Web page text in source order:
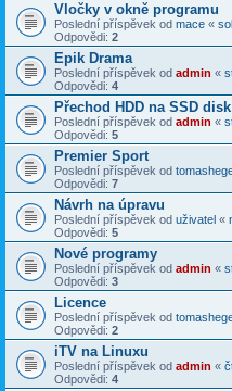
Vločky v okně programu
Poslední příspěvek od mace «
Odpovědi: 2
Epik Drama
Poslední příspěvek od admin «
Odpovědi: 4
Přechod HDD na SSD disk
Poslední příspěvek od admin «
Odpovědi: 5
Premier Sport
Poslední příspěvek od
Odpovědi: 7
Návrh na úpravu
Poslední příspěvek od uživatel «
Odpovědi: 5
Nové programy
Poslední příspěvek od admin «
Odpovědi: 3
Licence
Poslední příspěvek od
Odpovědi: 2
iTV na Linuxu
Poslední příspěvek od admin «
Odpovědi: 4